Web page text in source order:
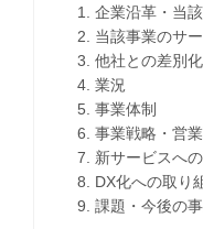
1. 企業沿革・当該
2. 当該事業のサー
3. 他社との差別化
4. 業況
5. 事業体制
6. 事業戦略・営業
7. 新サービスへの
8. DX化への取り組
9. 課題・今後の事